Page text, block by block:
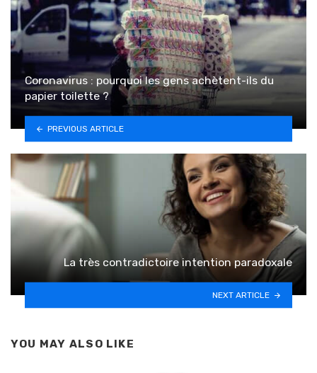
Coronavirus : pourquoi les gens achètent-ils du
papier toilette ?
PREVIOUS ARTICLE
La très contradictoire intention paradoxale
NEXT ARTICLE
YOU MAY ALSO LIKE